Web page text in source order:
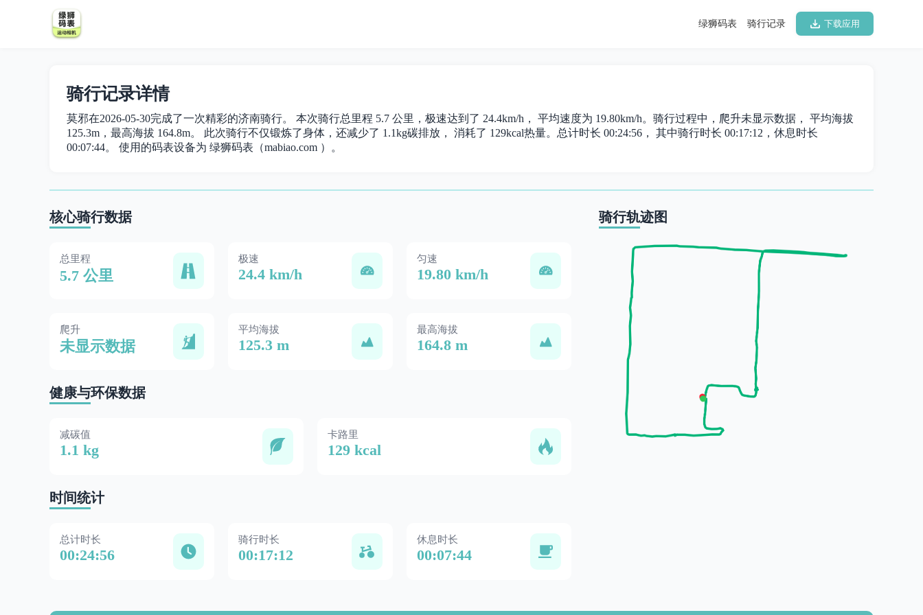
下载应用
骑行记录
绿狮码表
骑行记录详情
莫邪在2026-05-30完成了一次精彩的济南骑行。 本次骑行总里程 5.7 公里，极速达到了 24.4km/h， 平均速度为 19.80km/h。骑行过程中，爬升未显示数据， 平均海拔
125.3m，最高海拔 164.8m。 此次骑行不仅锻炼了身体，还减少了 1.1kg碳排放， 消耗了 129kcal热量。总计时长 00:24:56， 其中骑行时长 00:17:12，休息时长
00:07:44。 使用的码表设备为 绿狮码表（mabiao.com ）。
核心骑行数据
总里程
5.7 公里
极速
24.4 km/h
匀速
19.80 km/h
爬升
未显示数据
平均海拔
125.3 m
最高海拔
164.8 m
健康与环保数据
减碳值
1.1 kg
卡路里
129 kcal
时间统计
总计时长
00:24:56
骑行时长
00:17:12
休息时长
00:07:44
骑行轨迹图